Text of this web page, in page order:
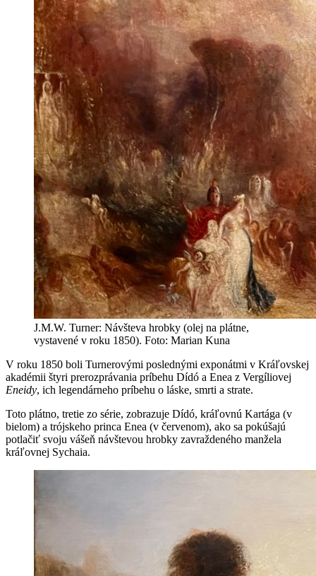
J.M.W. Turner: Návšteva hrobky (olej na plátne,
vystavené v roku 1850). Foto: Marian Kuna
V roku 1850 boli Turnerovými poslednými exponátmi v Kráľovskej
akadémii štyri prerozprávania príbehu Dídó a Enea z Vergíliovej
Eneidy, ich legendárneho príbehu o láske, smrti a strate.
Toto plátno, tretie zo série, zobrazuje Dídó, kráľovnú Kartága (v
bielom) a trójskeho princa Enea (v červenom), ako sa pokúšajú
potlačiť svoju vášeň návštevou hrobky zavraždeného manžela
kráľovnej Sychaia.